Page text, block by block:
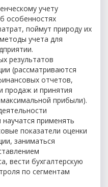
учету
особенностях
поймут природу их
учета для
результатов
(рассматриваются
отчетов,
продаж и принятия
прибыли).
применять
показатели оценки
заниматься
вести бухгалтерскую
по сегментам